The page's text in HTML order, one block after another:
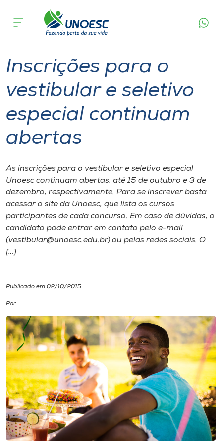
Cursos
Atendimento ao Estudante
Portal de Ensino
A
Internacionalização
I.nova
Cultura
CPA
Biblioteca
Editora
Rádio
acontece
Inscrições para o
vestibular e seletivo
especial continuam
abertas
As inscrições para o vestibular e seletivo especial
Unoesc continuam abertas, até 15 de outubro e 3 de
dezembro, respectivamente. Para se inscrever basta
acessar o site da Unoesc, que lista os cursos
participantes de cada concurso. Em caso de dúvidas, o
candidato pode entrar em contato pelo e-mail
(vestibular@unoesc.edu.br) ou pelas redes sociais. O
[…]
Publicado em 02/10/2015
Por